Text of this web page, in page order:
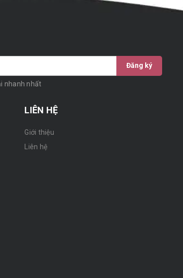
Đăng ký
nhanh nhất
LIÊN HỆ
Giới thiệu
Liên hệ